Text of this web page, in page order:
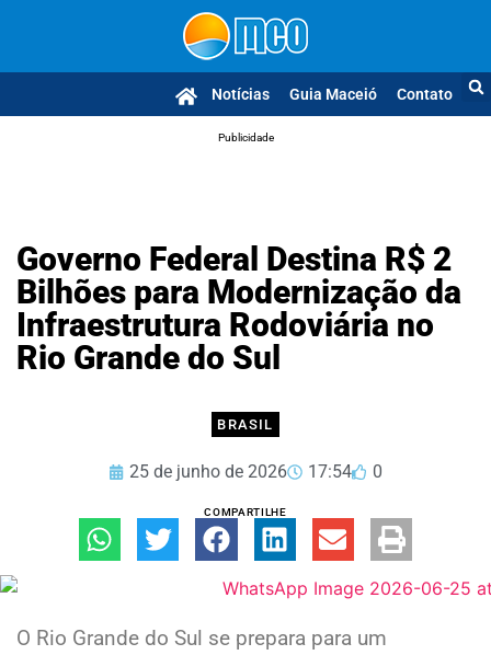
Notícias Guia Maceió Contato
Publicidade
Governo Federal Destina R$ 2
Bilhões para Modernização da
Infraestrutura Rodoviária no
Rio Grande do Sul
BRASIL
25 de junho de 2026 17:54 0
COMPARTILHE
O Rio Grande do Sul se prepara para um